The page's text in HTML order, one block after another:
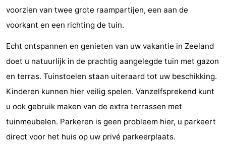
Zwembaden
-
Wandelen
-
Paardrijden
-
Maneges
Golfbanen
Eten
voorzien van twee grote raampartijen, een aan de
voorkant en een richting de tuin.
Echt ontspannen en genieten van uw vakantie in Zeeland
doet u natuurlijk in de prachtig aangelegde tuin met gazon
en terras. Tuinstoelen staan uiteraard tot uw beschikking.
Kinderen kunnen hier veilig spelen. Vanzelfsprekend kunt
u ook gebruik maken van de extra terrassen met
tuinmeubelen. Parkeren is geen probleem hier, u parkeert
direct voor het huis op uw privé parkeerplaats.